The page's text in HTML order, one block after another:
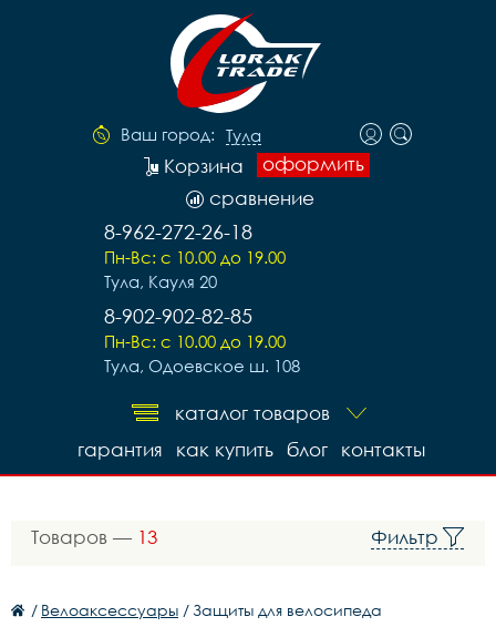
Ваш город: Тула
оформить
Корзина
сравнение
8-962-272-26-18
Пн-Вс: с 10.00 до 19.00
Тула, Кауля 20
8-902-902-82-85
Пн-Вс: с 10.00 до 19.00
Тула, Одоевское ш. 108
каталог товаров
контакты
блог
как купить
гарантия
Товаров — 13 Фильтр
/ Велоаксессуары / Защиты для велосипеда